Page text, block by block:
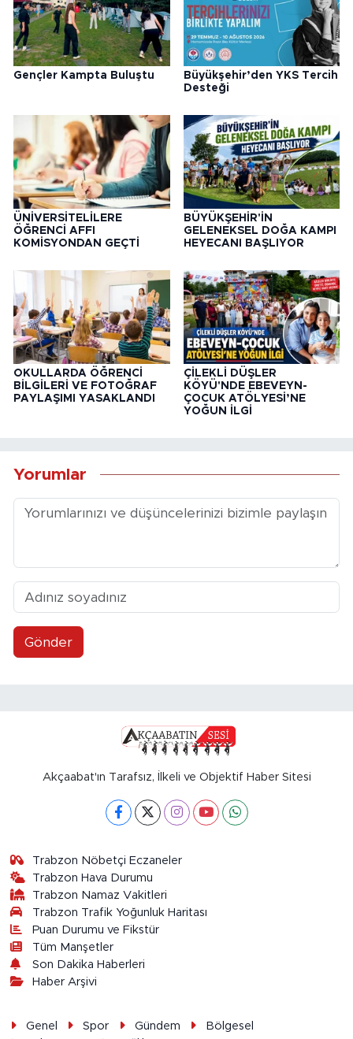
Gençler Kampta Buluştu
Büyükşehir’den YKS Tercih
Desteği
ÜNİVERSİTELİLERE
ÖĞRENCİ AFFI
KOMİSYONDAN GEÇTİ
BÜYÜKŞEHİR'İN
GELENEKSEL DOĞA KAMPI
HEYECANI BAŞLIYOR
OKULLARDA ÖĞRENCİ
BİLGİLERİ VE FOTOĞRAF
PAYLAŞIMI YASAKLANDI
ÇİLEKLİ DÜŞLER
KÖYÜ'NDE EBEVEYN-
ÇOCUK ATÖLYESİ’NE
YOĞUN İLGİ
Yorumlar
Gönder
Akçaabat'ın Tarafsız, İlkeli ve Objektif Haber Sitesi
Trabzon Nöbetçi Eczaneler
Trabzon Hava Durumu
Trabzon Namaz Vakitleri
Trabzon Trafik Yoğunluk Haritası
Puan Durumu ve Fikstür
Tüm Manşetler
Son Dakika Haberleri
Haber Arşivi
Genel Spor Gündem
Bölgesel